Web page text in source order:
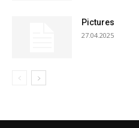
Pictures
27.04.2025